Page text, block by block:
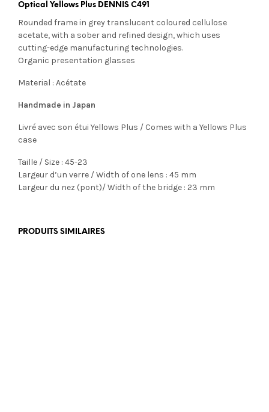
Optical Yellows Plus DENNIS C491
Rounded frame in grey translucent coloured cellulose
acetate, with a sober and refined design, which uses
cutting-edge manufacturing technologies.
Organic presentation glasses
Material : Acétate
Handmade in Japan
Livré avec son étui Yellows Plus / Comes with a Yellows Plus
case
Taille / Size : 45-23
Largeur d’un verre / Width of one lens : 45 mm
Largeur du nez (pont)/ Width of the bridge : 23 mm
PRODUITS SIMILAIRES